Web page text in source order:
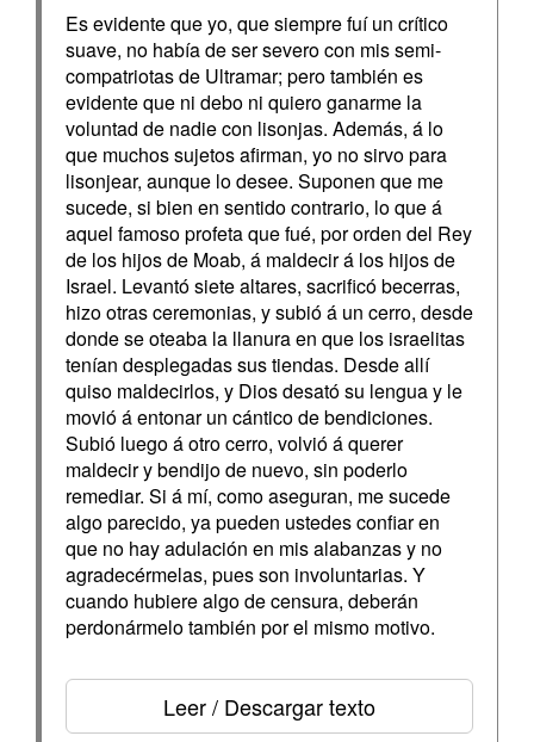
Es evidente que yo, que siempre fuí un crítico
suave, no había de ser severo con mis semi-
compatriotas de Ultramar; pero también es
evidente que ni debo ni quiero ganarme la
voluntad de nadie con lisonjas. Además, á lo
que muchos sujetos afirman, yo no sirvo para
lisonjear, aunque lo desee. Suponen que me
sucede, si bien en sentido contrario, lo que á
aquel famoso profeta que fué, por orden del Rey
de los hijos de Moab, á maldecir á los hijos de
Israel. Levantó siete altares, sacrificó becerras,
hizo otras ceremonias, y subió á un cerro, desde
donde se oteaba la llanura en que los israelitas
tenían desplegadas sus tiendas. Desde allí
quiso maldecirlos, y Dios desató su lengua y le
movió á entonar un cántico de bendiciones.
Subió luego á otro cerro, volvió á querer
maldecir y bendijo de nuevo, sin poderlo
remediar. Si á mí, como aseguran, me sucede
algo parecido, ya pueden ustedes confiar en
que no hay adulación en mis alabanzas y no
agradecérmelas, pues son involuntarias. Y
cuando hubiere algo de censura, deberán
perdonármelo también por el mismo motivo.
Leer / Descargar texto